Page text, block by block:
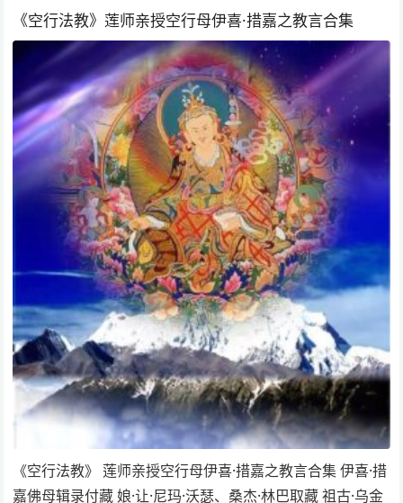
《空行法教》莲师亲授空行母伊喜·措嘉之教言合集
《空行法教》 莲师亲授空行母伊喜·措嘉之教言合集 伊喜·措
嘉佛母辑录付藏 娘·让·尼玛·沃瑟、桑杰·林巴取藏 祖古·乌金